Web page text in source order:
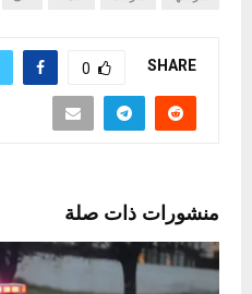
SHARE
0
منشورات ذات صلة